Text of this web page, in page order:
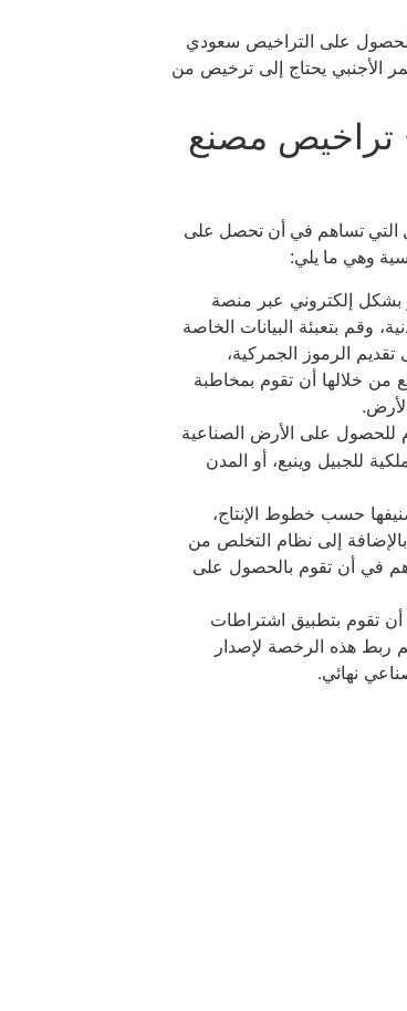
على التراخيص سعودي
الأجنبي يحتاج إلى ترخيص من
تراخيص مصنع
التي تساهم في أن تحصل على
وهي ما يلي:
بشكل إلكتروني عبر منصة
وقم بتعبئة البيانات الخاصة
تقديم الرموز الجمركية،
من خلالها أن تقوم بمخاطبة
للحصول على الأرض الصناعية
للجبيل وينبع، أو المدن
حسب خطوط الإنتاج،
إلى نظام التخلص من
في أن تقوم بالحصول على
تقوم بتطبيق اشتراطات
ربط هذه الرخصة لإصدار
نهائي.